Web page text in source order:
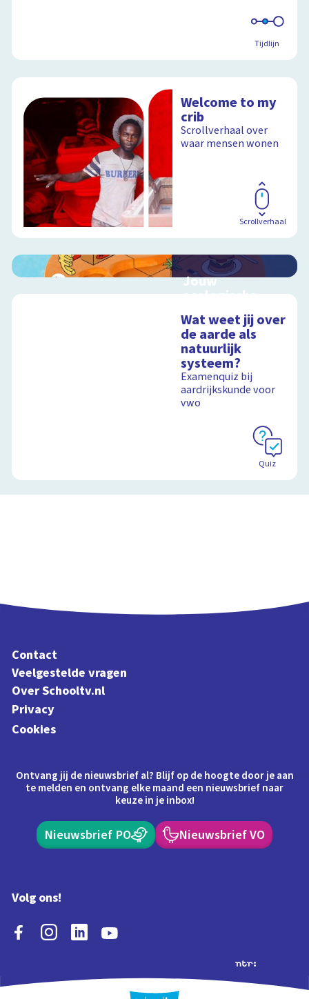
Tijdlijn
Welcome to my
crib
Scrollverhaal over
waar mensen wonen
Scrollverhaal
Jouw
ecologische
voetafdruk
Ontdek hoe jouw
levensstijl invloed
heeft op de aarde
Wat weet jij over
de aarde als
natuurlijk
systeem?
Examenquiz bij
aardrijkskunde voor
vwo
Quiz
Contact
Veelgestelde vragen
Over Schooltv.nl
Privacy
Cookies
Ontvang jij de nieuwsbrief al? Blijf op de hoogte door je aan
te melden en ontvang elke maand een nieuwsbrief naar
keuze in je inbox!
Nieuwsbrief PO Nieuwsbrief VO
Volg ons!